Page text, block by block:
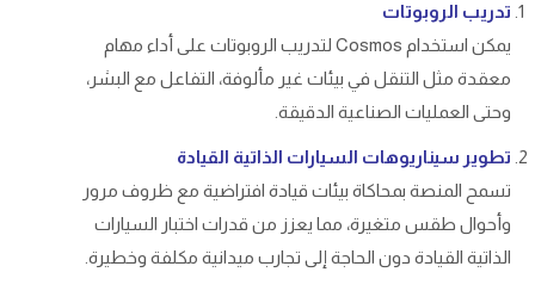
تدريب الروبوتات
يمكن استخدام Cosmos لتدريب الروبوتات على أداء مهام
معقدة مثل التنقل في بيئات غير مألوفة، التفاعل مع البشر،
وحتى العمليات الصناعية الدقيقة.
تطوير سيناريوهات السيارات الذاتية القيادة
تسمح المنصة بمحاكاة بيئات قيادة افتراضية مع ظروف مرور
وأحوال طقس متغيرة، مما يعزز من قدرات اختبار السيارات
الذاتية القيادة دون الحاجة إلى تجارب ميدانية مكلفة وخطيرة.